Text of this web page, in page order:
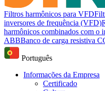
Filtros harmônicos para VFD
inversores de frequência (VFD)
harmônicos combinados com o
ABBBanco de carga resistiva
Português
Informações da Empresa
Certificado